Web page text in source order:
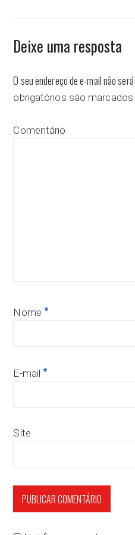
Deixe uma resposta
O seu endereço de e-mail não
obrigatórios são
Comentário
Nome *
E-mail *
Site